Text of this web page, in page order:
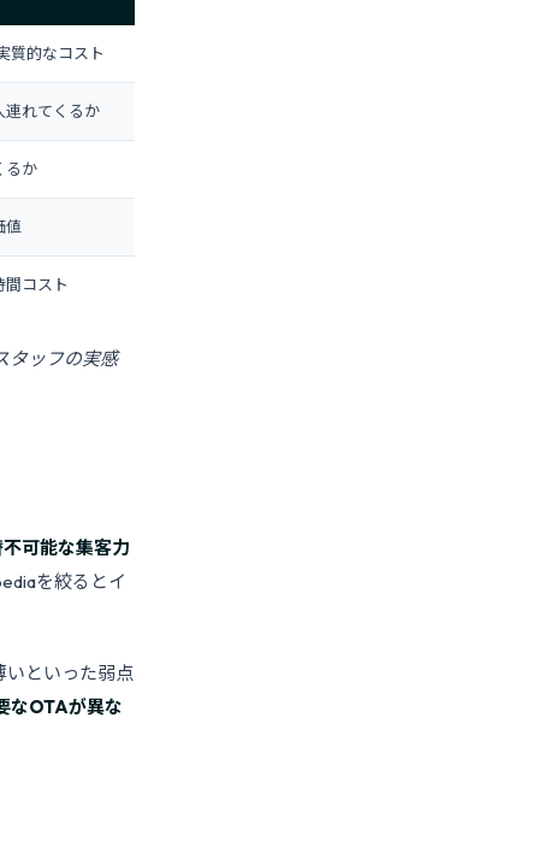
質的なコスト
連れてくるか
るか
値
間コスト
ッフの実感
可能な集客力
を絞るとイ
いといった弱点
なOTAが異な